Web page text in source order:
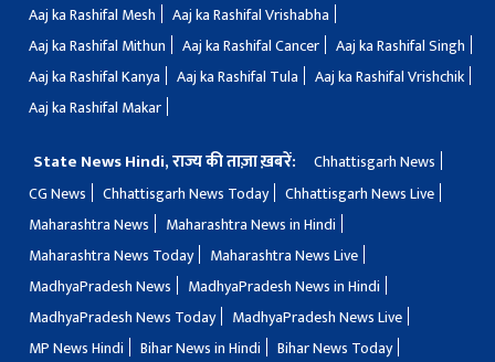
Aaj ka Rashifal Mesh
Aaj ka Rashifal Vrishabha
Aaj ka Rashifal Mithun
Aaj ka Rashifal Cancer
Aaj ka Rashifal Singh
Aaj ka Rashifal Kanya
Aaj ka Rashifal Tula
Aaj ka Rashifal Vrishchik
Aaj ka Rashifal Makar
State News Hindi, राज्य की ताज़ा ख़बरें:
Chhattisgarh News
CG News
Chhattisgarh News Today
Chhattisgarh News Live
Maharashtra News
Maharashtra News in Hindi
Maharashtra News Today
Maharashtra News Live
MadhyaPradesh News
MadhyaPradesh News in Hindi
MadhyaPradesh News Today
MadhyaPradesh News Live
MP News Hindi
Bihar News in Hindi
Bihar News Today